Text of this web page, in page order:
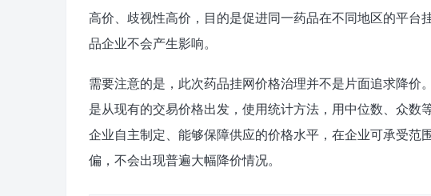
高价、歧视性高价，目的是促进同一药品在不同地区的平台
品企业不会产生影响。
需要注意的是，此次药品挂网价格治理并不是片面追求降价
是从现有的交易价格出发，使用统计方法，用中位数、众数
企业自主制定、能够保障供应的价格水平，在企业可承受范
偏，不会出现普遍大幅降价情况。